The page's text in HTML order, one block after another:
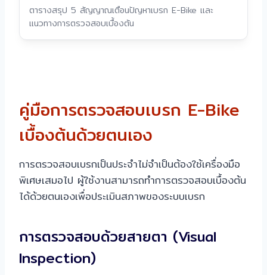
ตารางสรุป 5 สัญญาณเตือนปัญหาเบรก E-Bike และ
แนวทางการตรวจสอบเบื้องต้น
คู่มือการตรวจสอบเบรก E-Bike
เบื้องต้นด้วยตนเอง
การตรวจสอบเบรกเป็นประจำไม่จำเป็นต้องใช้เครื่องมือ
พิเศษเสมอไป ผู้ใช้งานสามารถทำการตรวจสอบเบื้องต้น
ได้ด้วยตนเองเพื่อประเมินสภาพของระบบเบรก
การตรวจสอบด้วยสายตา (Visual
Inspection)